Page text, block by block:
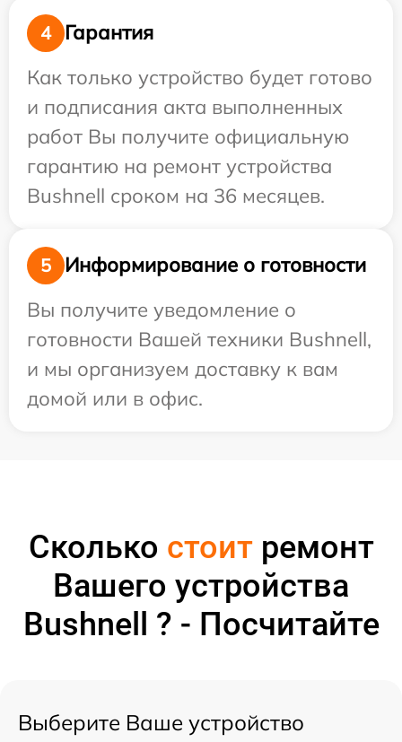
4
Гарантия
Как только устройство будет готово
и подписания акта выполненных
работ Вы получите официальную
гарантию на ремонт устройства
Bushnell сроком на 36 месяцев.
5
Информирование о готовности
Вы получите уведомление о
готовности Вашей техники Bushnell,
и мы организуем доставку к вам
домой или в офис.
Сколько стоитремонт
Вашего устройства
Bushnell ? - Посчитайте
Выберите Ваше устройство